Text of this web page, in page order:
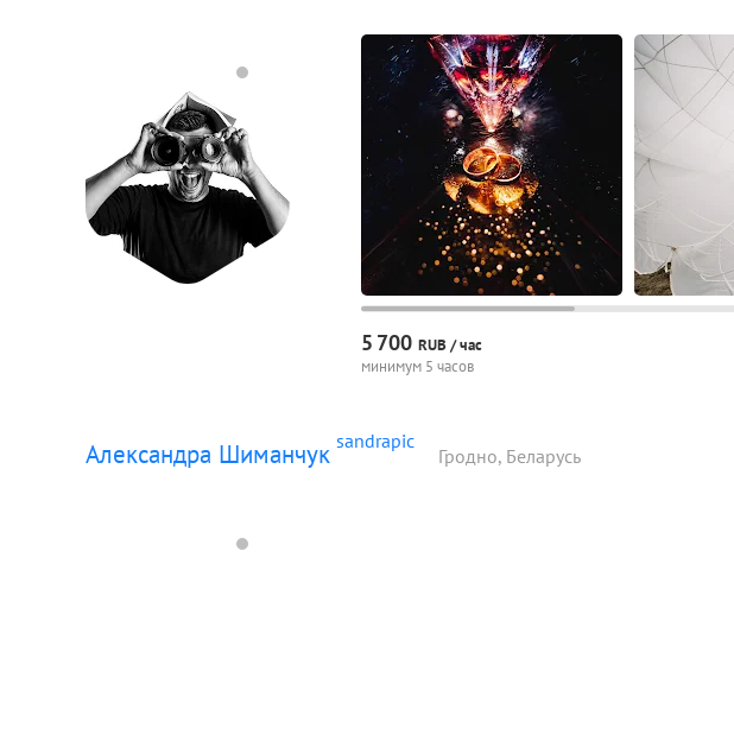
5 700 RUB /час
минимум 5 часов
Александра Шиманчук sandrapic
Гродно, Беларусь